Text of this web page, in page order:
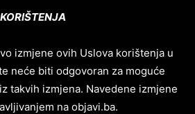
izmjene ovih Uslova korištenja u
neće biti odgovoran za moguće
takvih izmjena. Navedene izmjene
na objavi.ba.